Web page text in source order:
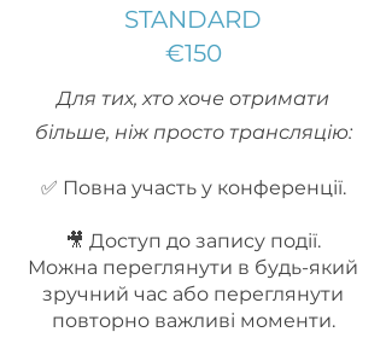
STANDARD
€150
Для тих, хто хоче отримати
більше, ніж просто трансляцію:
✅ Повна участь у конференції.
🎥 Доступ до запису події.
Можна переглянути в будь-який
зручний час або переглянути
повторно важливі моменти.